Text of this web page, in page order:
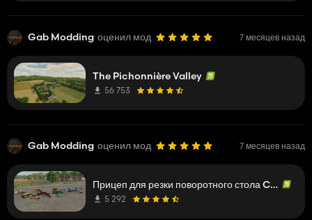
Gab Modding оценил мод 7 месяцев назад
The Pichonnière Valley
56 753
Gab Modding оценил мод 7 месяцев назад
Прицеп для резки поворотного стола Cochet
5 292